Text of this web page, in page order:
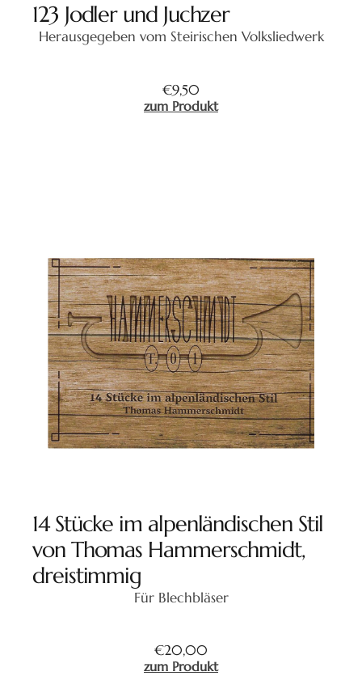
123 Jodler und Juchzer
Herausgegeben vom Steirischen Volksliedwerk
€9,50
zum Produkt
14 Stücke im alpenländischen Stil
von Thomas Hammerschmidt,
dreistimmig
Für Blechbläser
€20,00
zum Produkt